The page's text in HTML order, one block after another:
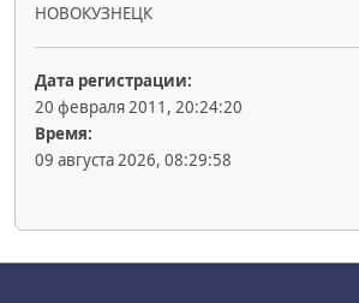
НОВОКУЗНЕЦК
Дата регистрации:
20 февраля 2011, 20:24:20
Время:
09 августа 2026, 08:29:58